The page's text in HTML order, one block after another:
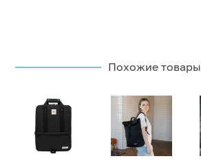
Похожие товары